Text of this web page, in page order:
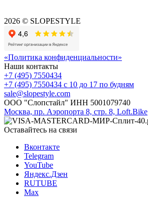
2026 © SLOPESTYLE
«Политика конфиденциальности»
Наши контакты
+7 (495) 7550434
+7 (495) 7550434 с 10 до 17 по будням
sale@slopestyle.com
ООО "Слопстайл" ИНН 5001079740
Москва, пр. Аэропорта 8, стр. 8, Loft.Bike
Оставайтесь на связи
Вконтакте
Telegram
YouTube
Яндекс.Дзен
RUTUBE
Max